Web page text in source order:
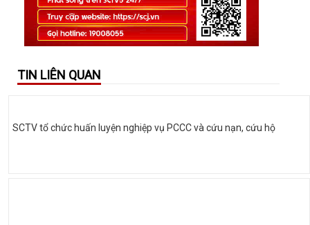
TIN LIÊN QUAN
SCTV tổ chức huấn luyện nghiệp vụ PCCC và cứu nạn, cứu hộ